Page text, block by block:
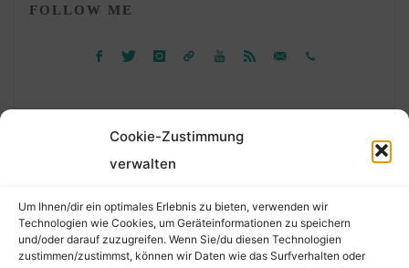
Cookie-Zustimmung
verwalten
Um Ihnen/dir ein optimales Erlebnis zu bieten, verwenden wir
Technologien wie Cookies, um Geräteinformationen zu speichern
und/oder darauf zuzugreifen. Wenn Sie/du diesen Technologien
zustimmen/zustimmst, können wir Daten wie das Surfverhalten oder
FOLLOW ME
nach: